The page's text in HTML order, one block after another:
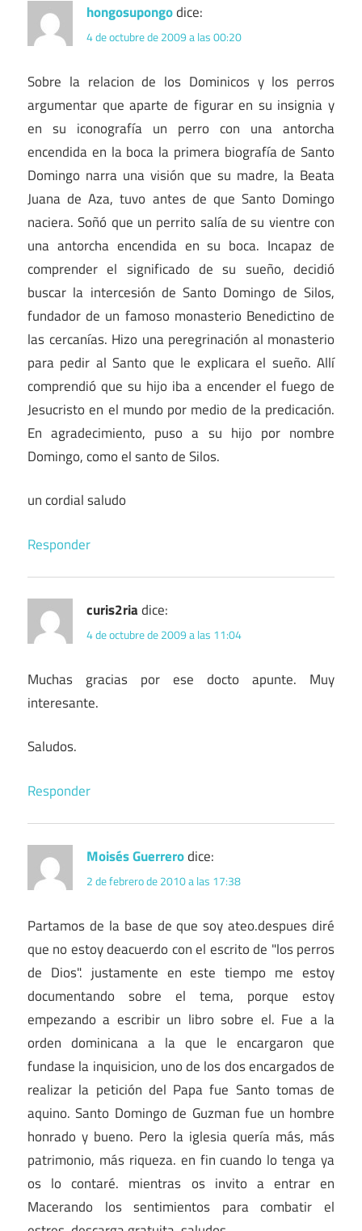
hongosupongodice:
4 de octubre de 2009 a las 00:20
Sobre la relacion de los Dominicos y los perros
argumentar que aparte de figurar en su insignia y
en su iconografía un perro con una antorcha
encendida en la boca la primera biografía de Santo
Domingo narra una visión que su madre, la Beata
Juana de Aza, tuvo antes de que Santo Domingo
naciera. Soñó que un perrito salía de su vientre con
una antorcha encendida en su boca. Incapaz de
comprender el significado de su sueño, decidió
buscar la intercesión de Santo Domingo de Silos,
fundador de un famoso monasterio Benedictino de
las cercanías. Hizo una peregrinación al monasterio
para pedir al Santo que le explicara el sueño. Allí
comprendió que su hijo iba a encender el fuego de
Jesucristo en el mundo por medio de la predicación.
En agradecimiento, puso a su hijo por nombre
Domingo, como el santo de Silos.
un cordial saludo
Responder
curis2riadice:
4 de octubre de 2009 a las 11:04
Muchas gracias por ese docto apunte. Muy
interesante.
Saludos.
Responder
Moisés Guerrerodice:
2 de febrero de 2010 a las 17:38
Partamos de la base de que soy ateo.despues diré
que no estoy deacuerdo con el escrito de "los perros
de Dios". justamente en este tiempo me estoy
documentando sobre el tema, porque estoy
empezando a escribir un libro sobre el. Fue a la
orden dominicana a la que le encargaron que
fundase la inquisicion, uno de los dos encargados de
realizar la petición del Papa fue Santo tomas de
aquino. Santo Domingo de Guzman fue un hombre
honrado y bueno. Pero la iglesia quería más, más
patrimonio, más riqueza. en fin cuando lo tenga ya
os lo contaré. mientras os invito a entrar en
Macerando los sentimientos para combatir el